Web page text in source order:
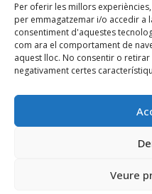
Per oferir les millors
per emmagatzemar i/o accedir a
consentiment d'aquestes
com ara el comportament de
aquest lloc. No consentir o
negativament certes
Veure
Segueix-nos